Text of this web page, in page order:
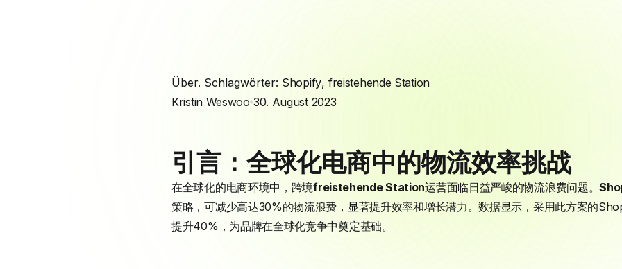
Über. Schlagwörter: Shopify, freistehende Station
Kristin Weswoo 30. August 2023
引言：全球化电商中的物流效率挑战
在全球化的电商环境中，跨境freistehende Station运营面临日益严峻的物流浪费问题。
策略，可减少高达30%的物流浪费，显著提升效率和增长潜力。数据显示，采用此方案的
提升40%，为品牌在全球化竞争中奠定基础。